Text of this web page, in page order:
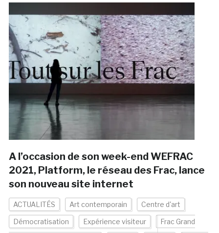
A l’occasion de son week-end WEFRAC
2021, Platform, le réseau des Frac, lance
son nouveau site internet
ACTUALITÉS Art contemporain Centre d'art
Démocratisation Expérience visiteur Frac Grand